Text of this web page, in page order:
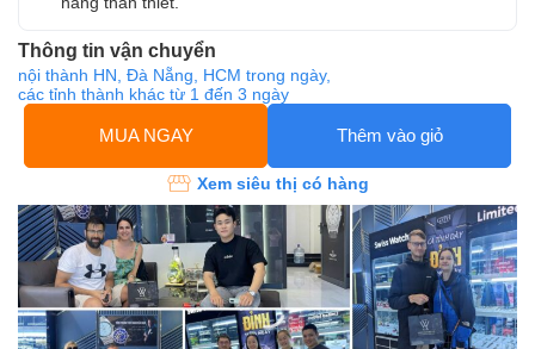
Thông tin vận chuyển
nội thành HN, Đà Nẵng, HCM trong ngày,
các tỉnh thành khác từ 1 đến 3 ngày
MUA NGAY Thêm vào giỏ
Xem siêu thị có hàng